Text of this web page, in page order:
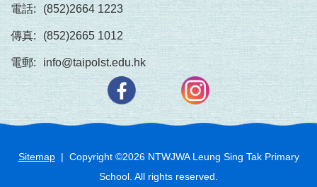
電話: (852)2664 1223
傳真: (852)2665 1012
電郵: info@taipolst.edu.hk
Sitemap| Copyright ©2026NTWJWA Leung Sing Tak Primary
School. All rights reserved.